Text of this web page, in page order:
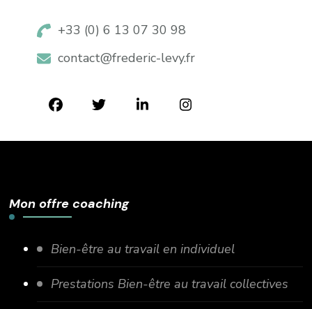
+33 (0) 6 13 07 30 98
contact@frederic-levy.fr
Mon offre coaching
Bien-être au travail en individuel
Prestations Bien-être au travail collectives